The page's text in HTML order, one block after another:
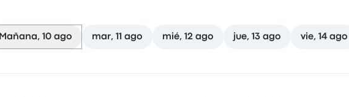
Mañana, 10 ago mar, 11 ago mié, 12 ago jue, 13 ago vie, 14 ago